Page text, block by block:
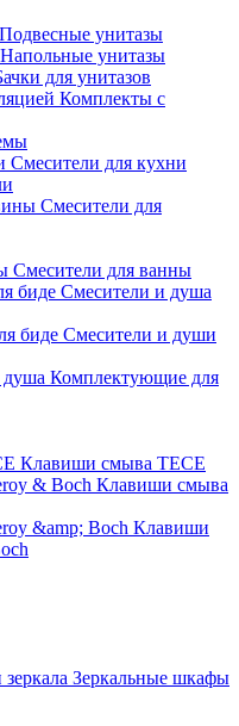
Подвесные унитазы
Напольные унитазы
для унитазов
Комплекты с
Смесители для кухни
Смесители для
Смесители для ванны
Смесители и душа
Смесители и души
Комплектующие для
Клавиши смыва TECE
Клавиши смыва
Клавиши
Зеркальные шкафы